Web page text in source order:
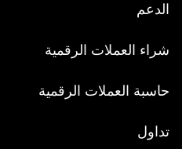
الدعم
شراء العملات الرقمية
حاسبة العملات الرقمية
تداول